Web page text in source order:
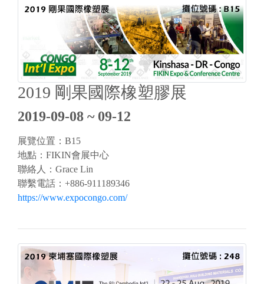
2019 剛果國際橡塑膠展
2019-09-08 ~ 09-12
展覽位置：B15
地點：FIKIN會展中心
聯絡人：Grace Lin
聯繫電話：+886-911189346
https://www.expocongo.com/